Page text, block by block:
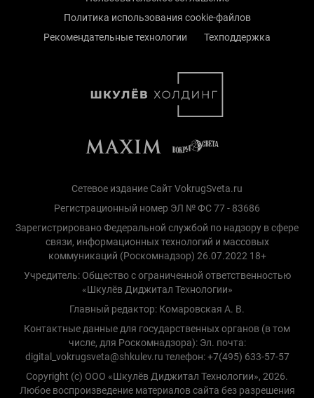
Политика использования cookie-файлов
Рекомендательные технологии
Техподдержка
Сетевое издание Сайт VokrugSveta.ru
Регистрационный номер ЭЛ № ФС 77 - 83686
Зарегистрировано Федеральной службой по надзору в сфере
связи, информационных технологий и массовых
коммуникаций (Роскомнадзор) 26.07.2022 18+
Учредитель: Общество с ограниченной ответственностью
«Шкулёв Диджитал Технологии»
Главный редактор: Комаровская А. В.
Контактные данные для государственных органов (в том
числе, для Роскомнадзора): Эл. почта:
digital_vokrugsveta@shkulev.ru телефон: +7(495) 633-57-57
Copyright (с) ООО «Шкулёв Диджитал Технологии», 2026.
Любое воспроизведение материалов сайта без разрешения